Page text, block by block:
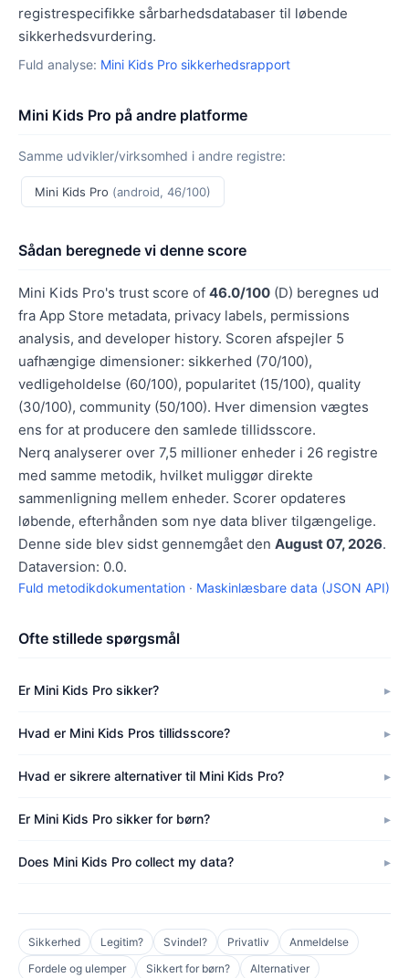
registrespecifikke sårbarhedsdatabaser til løbende
sikkerhedsvurdering.
Fuld analyse: Mini Kids Pro sikkerhedsrapport
Mini Kids Pro på andre platforme
Samme udvikler/virksomhed i andre registre:
Mini Kids Pro (android, 46/100)
Sådan beregnede vi denne score
Mini Kids Pro's trust score of 46.0/100 (D) beregnes ud
fra App Store metadata, privacy labels, permissions
analysis, and developer history. Scoren afspejler 5
uafhængige dimensioner: sikkerhed (70/100),
vedligeholdelse (60/100), popularitet (15/100), quality
(30/100), community (50/100). Hver dimension vægtes
ens for at producere den samlede tillidsscore.
Nerq analyserer over 7,5 millioner enheder i 26 registre
med samme metodik, hvilket muliggør direkte
sammenligning mellem enheder. Scorer opdateres
løbende, efterhånden som nye data bliver tilgængelige.
Denne side blev sidst gennemgået den August 07, 2026.
Dataversion: 0.0.
Fuld metodikdokumentation · Maskinlæsbare data (JSON API)
Ofte stillede spørgsmål
Er Mini Kids Pro sikker?
Hvad er Mini Kids Pros tillidsscore?
Hvad er sikrere alternativer til Mini Kids Pro?
Er Mini Kids Pro sikker for børn?
Does Mini Kids Pro collect my data?
Sikkerhed Legitim? Svindel? Privatliv
Anmeldelse
Fordele og ulemper
Sikkert for børn?
Alternativer